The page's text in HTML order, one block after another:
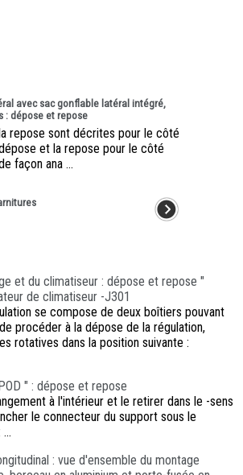
avec sac gonflable latéral intégré,
: dépose et repose
repose sont décrites pour le côté
et la repose pour le côté
façon ana ...
et du climatiseur : dépose et repose "
de climatiseur -J301
se compose de deux boîtiers pouvant
procéder à la dépose de la régulation,
rotatives dans la position suivante :
" : dépose et repose
à l'intérieur et le retirer dans le -sens
le connecteur du support sous le
: vue d'ensemble du montage